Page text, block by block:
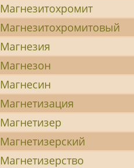
Магнезитохромит
Магнезитохромитовый
Магнезия
Магнезон
Магнесин
Магнетизация
Магнетизер
Магнетизерский
Магнетизерство